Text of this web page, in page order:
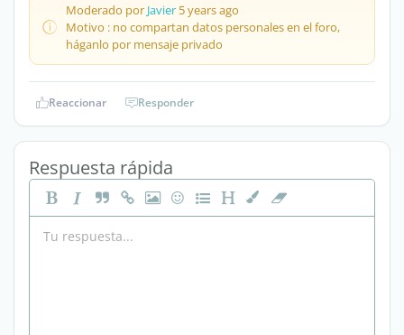
Moderado por Javier 5 years ago
Motivo : no compartan datos personales en el foro,
háganlo por mensaje privado
Reaccionar Responder
Respuesta rápida